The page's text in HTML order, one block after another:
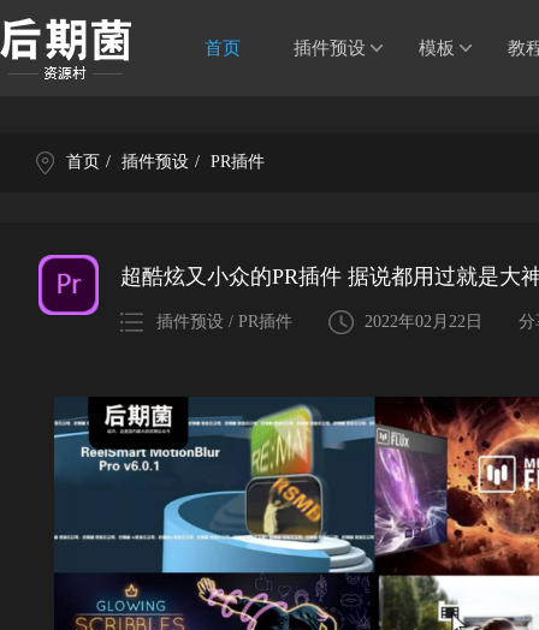
首页 插件预设 模板 教
首页 / 插件预设 / PR插件
超酷炫又小众的PR插件 据说都用过就是大
插件预设 / PR插件 2022年02月22日 分